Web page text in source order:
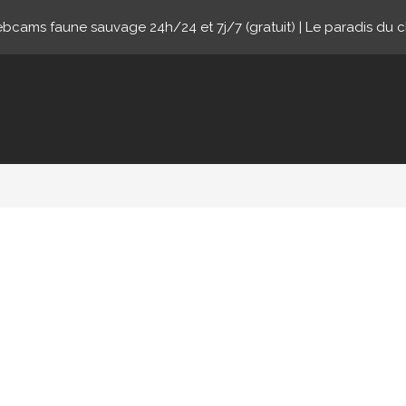
faune sauvage 24h/24 et 7j/7 (gratuit) | Le paradis du